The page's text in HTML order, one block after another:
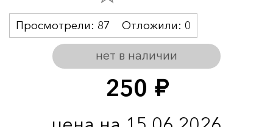
250 руб.
нет в наличии
Просмотрели: 87 Отложили: 0